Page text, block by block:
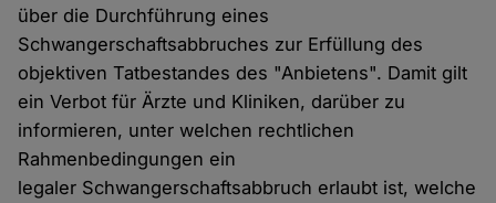
über die Durchführung eines
Schwangerschaftsabbruches zur Erfüllung des
objektiven Tatbestandes des "Anbietens". Damit gilt
ein Verbot für Ärzte und Kliniken, darüber zu
informieren, unter welchen rechtlichen
Rahmenbedingungen ein
legaler Schwangerschaftsabbruch erlaubt ist, welche